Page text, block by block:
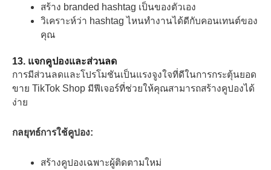
สร้าง branded hashtag เป็นของตัวเอง
วิเคราะห์ว่า hashtag ไหนทำงานได้ดีกับคอนเทนต์ของ
คุณ
13. แจกคูปองและส่วนลด
การมีส่วนลดและโปรโมชันเป็นแรงจูงใจที่ดีในการกระตุ้นยอด
ขาย TikTok Shop มีฟีเจอร์ที่ช่วยให้คุณสามารถสร้างคูปองได้
ง่าย
กลยุทธ์การใช้คูปอง:
สร้างคูปองเฉพาะผู้ติดตามใหม่